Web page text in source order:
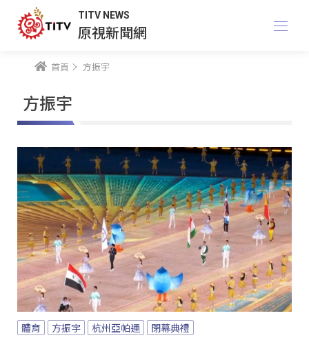
TITV NEWS
原視新聞網
首頁 方振宇
方振宇
體育 方振宇 杭州亞帕運 閉幕典禮